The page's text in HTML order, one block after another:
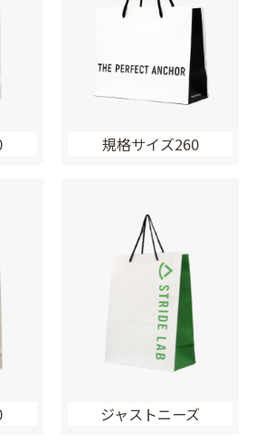
規格サイズ260
ジャストニーズ